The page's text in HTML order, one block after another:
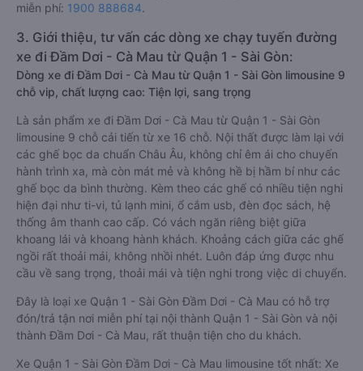
miễn phí: 1900 888684.
3. Giới thiệu, tư vấn các dòng xe chạy tuyến đường
xe đi Đầm Dơi - Cà Mau từ Quận 1 - Sài Gòn:
Dòng xe đi Đầm Dơi - Cà Mau từ Quận 1 - Sài Gòn limousine 9
chỗ vip, chất lượng cao: Tiện lợi, sang trọng
Là sản phẩm xe đi Đầm Dơi - Cà Mau từ Quận 1 - Sài Gòn
limousine 9 chỗ cải tiến từ xe 16 chỗ. Nội thất được làm lại với
các ghế bọc da chuẩn Châu Âu, không chỉ êm ái cho chuyến
hành trình xa, mà còn mát mẻ và không hề bị hầm bí như các
ghế bọc da bình thường. Kèm theo các ghế có nhiều tiện nghi
hiện đại như ti-vi, tủ lạnh mini, ổ cắm usb, đèn đọc sách, hệ
thống âm thanh cao cấp. Có vách ngăn riêng biệt giữa
khoang lái và khoang hành khách. Khoảng cách giữa các ghế
ngồi rất thoải mái, không nhồi nhét. Luôn đáp ứng được nhu
cầu về sang trọng, thoải mái và tiện nghi trong việc di chuyển.
Đây là loại xe Quận 1 - Sài Gòn Đầm Dơi - Cà Mau có hỗ trợ
đón/trả tận nơi miễn phí tại nội thành Quận 1 - Sài Gòn và nội
thành Đầm Dơi - Cà Mau, rất thuận tiện cho du khách.
Xe Quận 1 - Sài Gòn Đầm Dơi - Cà Mau limousine tốt nhất: Xe